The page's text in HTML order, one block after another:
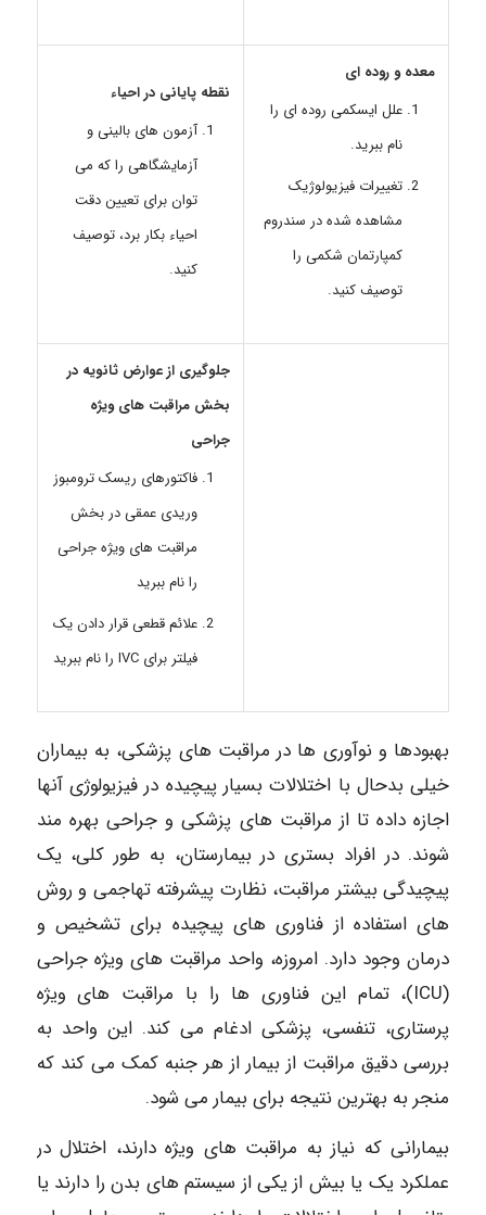
معده و روده ای
علل ایسکمی روده ای را
نام ببرید.
تغییرات فیزیولوژیک
مشاهده شده در سندروم
کمپارتمان شکمی را
توصیف کنید.
نقطه پایانی در احیاء
آزمون های بالینی و
آزمایشگاهی را که می
توان برای تعیین دقت
احياء بكار برد، توصیف
کنید.
جلوگیری از عوارض ثانویه در
بخش مراقبت های ویژه
جراحی
فاکتورهای ریسک ترومبوز
وریدی عمقی در بخش
مراقبت های ویژه جراحی
را نام ببرید
علائم قطعی قرار دادن یک
فیلتر برای IVC را نام ببرید
بهبودها و نوآوری ها در مراقبت های پزشکی، به بیماران
خیلی بدحال با اختلالات بسیار پیچیده در فیزیولوژی آنها
اجازه داده تا از مراقبت های پزشکی و جراحی بهره مند
شوند. در افراد بستری در بیمارستان، به طور کلی، یک
پیچیدگی بیشتر مراقبت، نظارت پیشرفته تهاجمی و روش
های استفاده از فناوری های پیچیده برای تشخیص و
درمان وجود دارد. امروزه، واحد مراقبت های ویژه جراحی
(ICU)، تمام این فناوری ها را با مراقبت های ویژه
پرستاری، تنفسی، پزشکی ادغام می کند. این واحد به
بررسی دقیق مراقبت از بیمار از هر جنبه کمک می کند که
منجر به بهترین نتیجه برای بیمار می شود.
بیمارانی که نیاز به مراقبت های ویژه دارند، اختلال در
عملکرد یک یا بیش از یکی از سیستم های بدن را دارند یا